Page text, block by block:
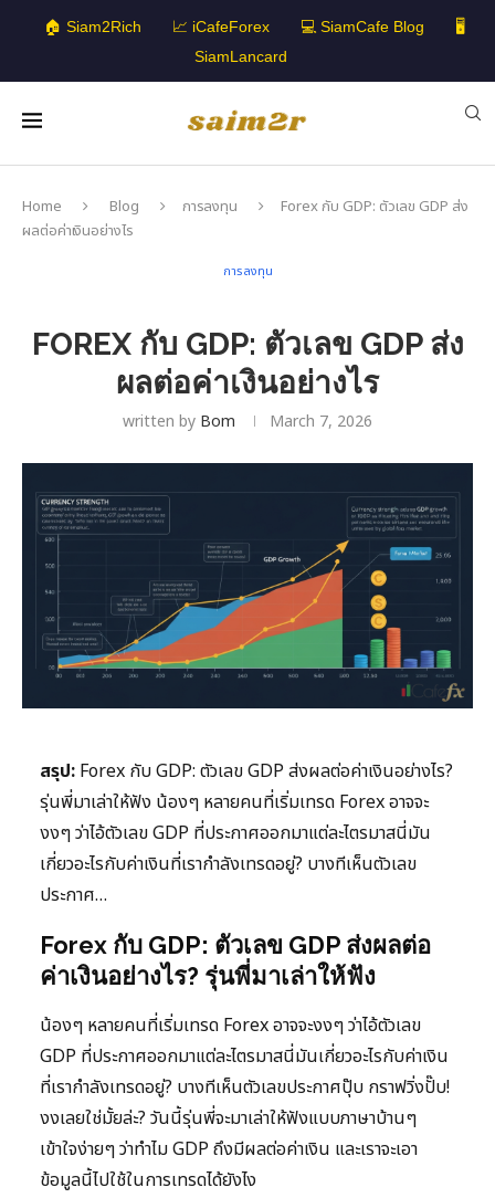
🏠 Siam2Rich 📈 iCafeForex 💻 SiamCafe Blog
🖥️
SiamLancard
Home Blog การลงทุน
Forex กับ GDP: ตัวเลข GDP ส่ง
ผลต่อค่าเงินอย่างไร
การลงทุน
FOREX กับ GDP: ตัวเลข GDP ส่ง
ผลต่อค่าเงินอย่างไร
written by Bom March 7, 2026
สรุป: Forex กับ GDP: ตัวเลข GDP ส่งผลต่อค่าเงินอย่างไร?
รุ่นพี่มาเล่าให้ฟัง น้องๆ หลายคนที่เริ่มเทรด Forex อาจจะ
งงๆ ว่าไอ้ตัวเลข GDP ที่ประกาศออกมาแต่ละไตรมาสนี่มัน
เกี่ยวอะไรกับค่าเงินที่เรากำลังเทรดอยู่? บางทีเห็นตัวเลข
ประกาศ…
Forex กับ GDP: ตัวเลข GDP ส่งผลต่อ
ค่าเงินอย่างไร? รุ่นพี่มาเล่าให้ฟัง
น้องๆ หลายคนที่เริ่มเทรด Forex อาจจะงงๆ ว่าไอ้ตัวเลข
GDP ที่ประกาศออกมาแต่ละไตรมาสนี่มันเกี่ยวอะไรกับค่าเงิน
ที่เรากำลังเทรดอยู่? บางทีเห็นตัวเลขประกาศปุ๊บ กราฟวิ่งปั๊บ!
งงเลยใช่มั้ยล่ะ? วันนี้รุ่นพี่จะมาเล่าให้ฟังแบบภาษาบ้านๆ
เข้าใจง่ายๆ ว่าทำไม GDP ถึงมีผลต่อค่าเงิน และเราจะเอา
ข้อมูลนี้ไปใช้ในการเทรดได้ยังไง